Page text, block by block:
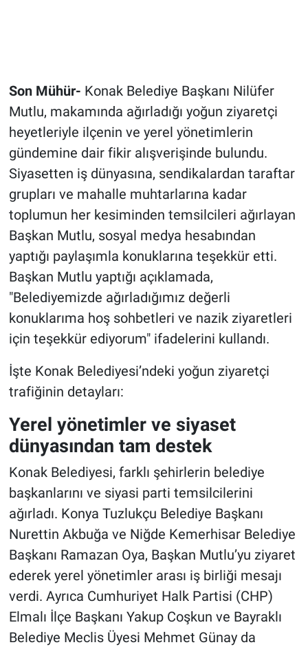
Son Mühür- Konak Belediye Başkanı Nilüfer
Mutlu, makamında ağırladığı yoğun ziyaretçi
heyetleriyle ilçenin ve yerel yönetimlerin
gündemine dair fikir alışverişinde bulundu.
Siyasetten iş dünyasına, sendikalardan taraftar
grupları ve mahalle muhtarlarına kadar
toplumun her kesiminden temsilcileri ağırlayan
Başkan Mutlu, sosyal medya hesabından
yaptığı paylaşımla konuklarına teşekkür etti.
Başkan Mutlu yaptığı açıklamada,
"Belediyemizde ağırladığımız değerli
konuklarıma hoş sohbetleri ve nazik ziyaretleri
için teşekkür ediyorum" ifadelerini kullandı.
İşte Konak Belediyesi’ndeki yoğun ziyaretçi
trafiğinin detayları:
Yerel yönetimler ve siyaset
dünyasından tam destek
Konak Belediyesi, farklı şehirlerin belediye
başkanlarını ve siyasi parti temsilcilerini
ağırladı. Konya Tuzlukçu Belediye Başkanı
Nurettin Akbuğa ve Niğde Kemerhisar Belediye
Başkanı Ramazan Oya, Başkan Mutlu’yu ziyaret
ederek yerel yönetimler arası iş birliği mesajı
verdi. Ayrıca Cumhuriyet Halk Partisi (CHP)
Elmalı İlçe Başkanı Yakup Coşkun ve Bayraklı
Belediye Meclis Üyesi Mehmet Günay da